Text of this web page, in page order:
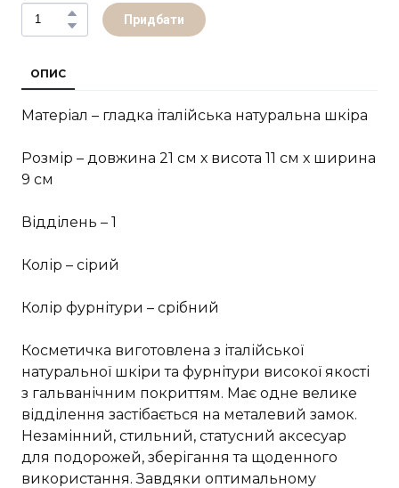
Придбати
ОПИС
Матеріал – гладка італійська натуральна шкіра
Розмір – довжина 21 см х висота 11 см х ширина
9 см
Відділень – 1
Колір – сірий
Колір фурнітури – срібний
Косметичка виготовлена з італійської
натуральної шкіри та фурнітури високої якості
з гальванічним покриттям. Має одне велике
відділення застібається на металевий замок.
Незамінний, стильний, статусний аксесуар
для подорожей, зберігання та щоденного
використання. Завдяки оптимальному